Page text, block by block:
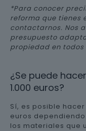
*Para conocer
reforma que tienes
contactarnos. Nos
presupuesto
propiedad en todos
¿Se puede
1.000 euros?
Sí, es posible
euros
los materiales que